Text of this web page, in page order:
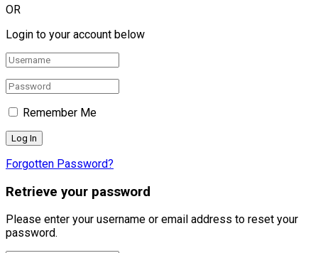
OR
Login to your account below
Remember Me
Forgotten Password?
Retrieve your password
Please enter your username or email address to reset your
password.